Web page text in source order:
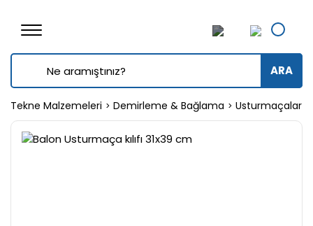
ARA
Tekne Malzemeleri Demirleme & Bağlama Usturmaçalar